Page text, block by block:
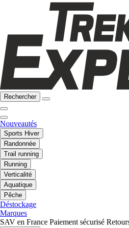
Rechercher
Nouveautés
Sports Hiver
Randonnée
Trail running
Running
Verticalité
Aquatique
Pêche
Déstockage
Marques
SAV en France Paiement sécurisé